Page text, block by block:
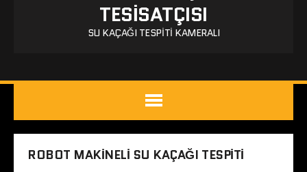
TESISATÇISI
SU KAÇAĞI TESPITI KAMERALI
ROBOT MAKINELI SU KAÇAĞI TESPITI